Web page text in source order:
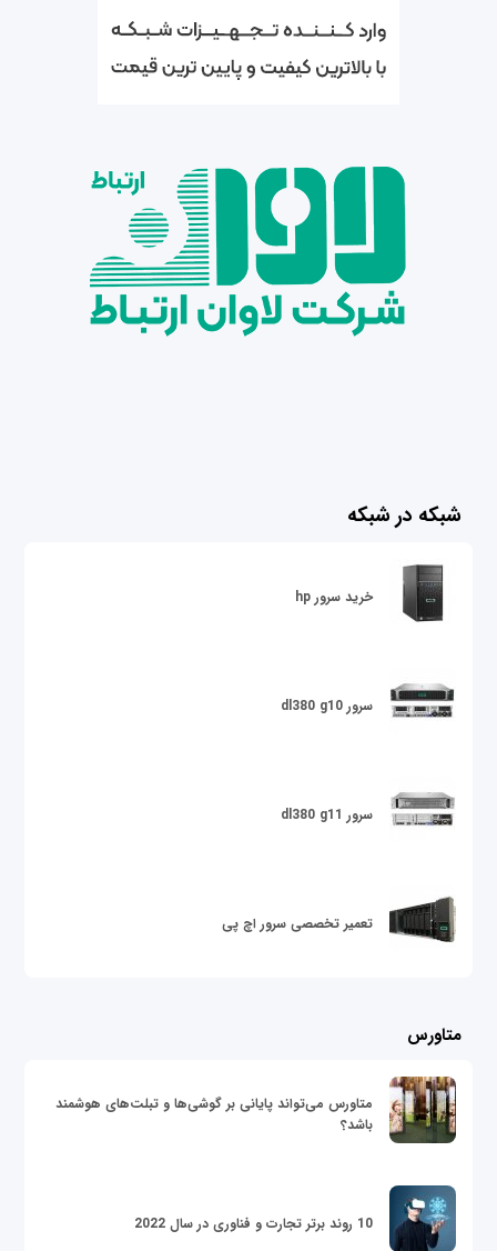
شبکه در شبکه
خرید سرور hp
سرور dl380 g10
سرور dl380 g11
تعمیر تخصصی سرور اچ پی
متاورس
متاورس می‌تواند پایانی بر گوشی‌ها و تبلت‌های هوشمند
باشد؟
10 روند برتر تجارت و فناوری در سال 2022